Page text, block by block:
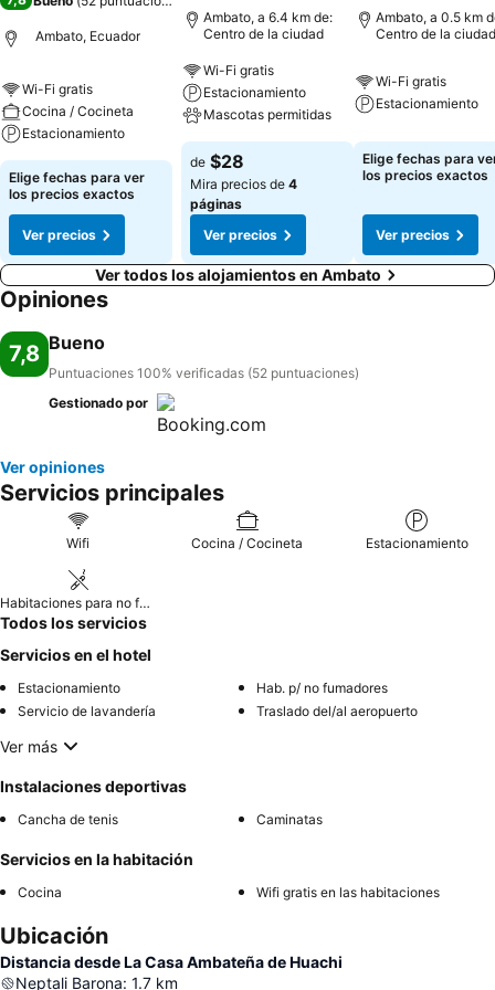
Ambato, Ecuador
Wi-Fi gratis
Cocina / Cocineta
Estacionamiento
Elige fechas para ver
los precios exactos
Ver precios
Ambato, a 6.4 km de:
Centro de la ciudad
Wi-Fi gratis
Estacionamiento
Mascotas permitidas
de $28
Mira precios de 4
páginas
Ver precios
Ambato, a 0.5 km
Centro de la ciudad
Wi-Fi gratis
Estacionamiento
Elige fechas para
los precios exactos
Ver precios
Ver todos los alojamientos en Ambato
Opiniones
7,8 Bueno
Puntuaciones 100% verificadas (52 puntuaciones)
Gestionado por
Ver opiniones
Servicios principales
Wifi Cocina / Cocineta Estacionamiento
Habitaciones para no fumadores
Todos los servicios
Servicios en el hotel
Estacionamiento
Hab. p/ no fumadores
Servicio de lavandería
Traslado del/al aeropuerto
Ver más
Instalaciones deportivas
Cancha de tenis Caminatas
Servicios en la habitación
Cocina Wifi gratis en las habitaciones
Ubicación
Distancia desde La Casa Ambateña de Huachi
Neptali Barona: 1.7 km